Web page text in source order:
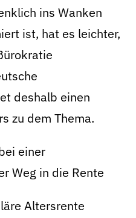
ins Wanken
ist, hat es leichter,
deshalb einen
zu dem Thema.
einer
Weg in die Rente
Altersrente